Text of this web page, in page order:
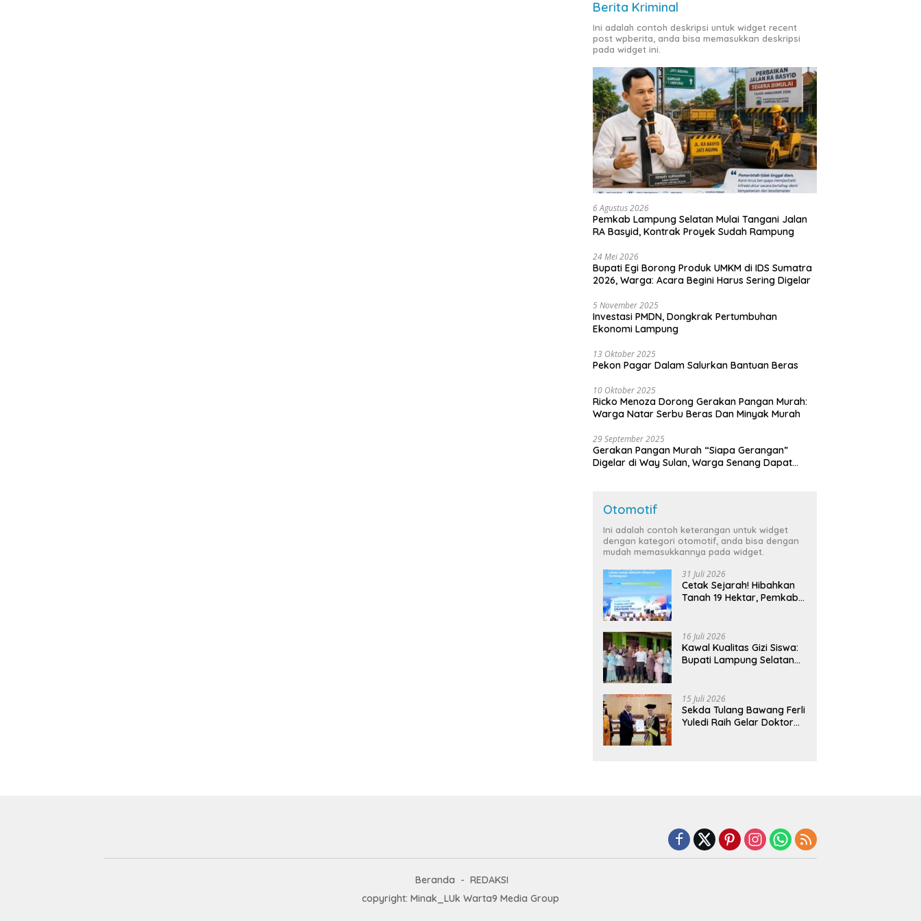
Berita Kriminal
Ini adalah contoh deskripsi untuk widget recent
post wpberita, anda bisa memasukkan deskripsi
pada widget ini.
6 Agustus 2026
Pemkab Lampung Selatan Mulai Tangani Jalan
RA Basyid, Kontrak Proyek Sudah Rampung
24 Mei 2026
Bupati Egi Borong Produk UMKM di IDS Sumatra
2026, Warga: Acara Begini Harus Sering Digelar
5 November 2025
Investasi PMDN, Dongkrak Pertumbuhan
Ekonomi Lampung
13 Oktober 2025
Pekon Pagar Dalam Salurkan Bantuan Beras
10 Oktober 2025
Ricko Menoza Dorong Gerakan Pangan Murah:
Warga Natar Serbu Beras Dan Minyak Murah
29 September 2025
Gerakan Pangan Murah “Siapa Gerangan”
Digelar di Way Sulan, Warga Senang Dapat
Otomotif
Ini adalah contoh keterangan untuk widget
dengan kategori otomotif, anda bisa dengan
mudah memasukkannya pada widget.
31 Juli 2026
Cetak Sejarah! Hibahkan
Tanah 19 Hektar, Pemkab
Terintegrasi Pertama di
Lampung
16 Juli 2026
Kawal Kualitas Gizi Siswa:
Bupati Lampung Selatan
Bergizi Gratis di Natar
15 Juli 2026
Sekda Tulang Bawang Ferli
Yuledi Raih Gelar Doktor
Beranda
REDAKSI
copyright: Minak_LUk Warta9 Media Group